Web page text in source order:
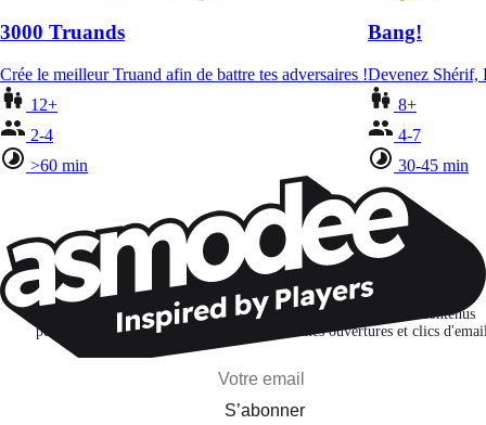
3000 Truands
Crée le meilleur Truand afin de battre tes adversaires !
12+
2-4
>60 min
Bang!
Devenez Shérif,
8+
4-7
30-45 min
Restons connectés !
Je m'abonne pour découvrir des jeux, des nouveautés et des contenus
personnalisés selon mes centres d'intérêt et mes ouvertures et clics
S’abonner